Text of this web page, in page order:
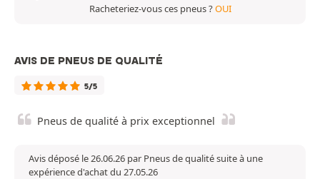
Racheteriez-vous ces pneus ?OUI
AVIS DE PNEUS DE QUALITÉ
5/5
Pneus de qualité à prix exceptionnel
Avis déposé le 26.06.26 par Pneus de qualité suite à une
expérience d'achat du 27.05.26